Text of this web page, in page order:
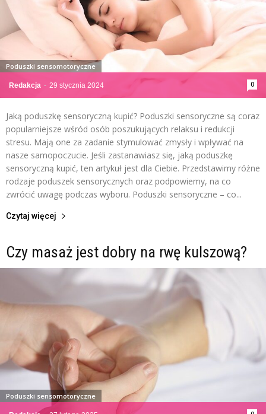
Redakcja - 29 stycznia 2024 0
Poduszki sensomotoryczne
Jaką poduszkę sensoryczną kupić? Poduszki sensoryczne są coraz
popularniejsze wśród osób poszukujących relaksu i redukcji
stresu. Mają one za zadanie stymulować zmysły i wpływać na
nasze samopoczucie. Jeśli zastanawiasz się, jaką poduszkę
sensoryczną kupić, ten artykuł jest dla Ciebie. Przedstawimy różne
rodzaje poduszek sensorycznych oraz podpowiemy, na co
zwrócić uwagę podczas wyboru. Poduszki sensoryczne – co...
Czytaj więcej
Czy masaż jest dobry na rwę kulszową?
Poduszki sensomotoryczne